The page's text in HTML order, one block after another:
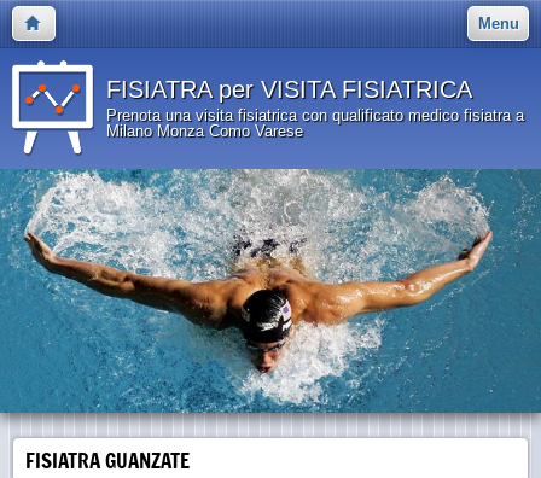
Menu
FISIATRA per VISITA FISIATRICA
Prenota una visita fisiatrica con qualificato medico fisiatra a
Milano Monza Como Varese
FISIATRA GUANZATE